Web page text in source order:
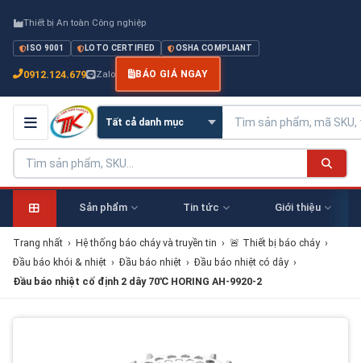
Thiết bị An toàn Công nghiệp
ISO 9001 LOTO CERTIFIED OSHA COMPLIANT
0912.124.679 Zalo BÁO GIÁ NGAY
Sản phẩm Tin tức Giới thiệu
Trang nhất › Hệ thống báo cháy và truyền tin › 🚨 Thiết bị báo cháy ›
Đầu báo khói & nhiệt › Đầu báo nhiệt › Đầu báo nhiệt có dây ›
Đầu báo nhiệt cố định 2 dây 70℃ HORING AH-9920-2